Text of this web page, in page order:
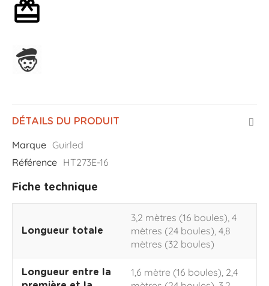
DÉTAILS DU PRODUIT
Marque Guirled
Référence HT273E-16
Fiche technique
Longueur totale
3,2 mètres (16 boules), 4
mètres (24 boules), 4,8
mètres (32 boules)
Longueur entre la
1,6 mètre (16 boules), 2,4